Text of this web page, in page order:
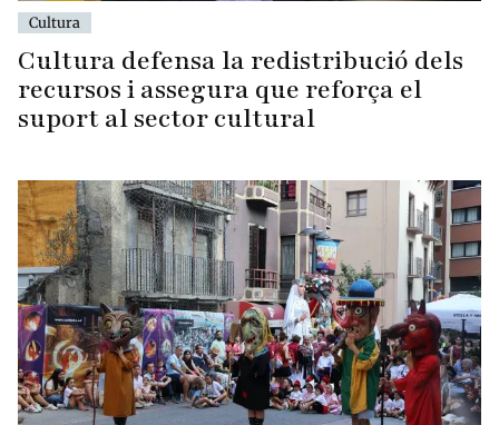
Cultura
Cultura defensa la redistribució dels
recursos i assegura que reforça el
suport al sector cultural